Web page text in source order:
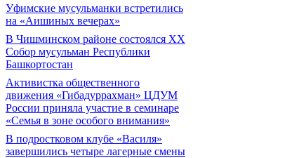
Уфимские мусульманки встретились
на «Аишиных вечерах»
В Чишминском районе состоялся XX
Собор мусульман Республики
Башкортостан
Активистка общественного
движения «Гибадуррахман» ЦДУМ
России приняла участие в семинаре
«Семья в зоне особого внимания»
В подростковом клубе «Василя»
завершились четыре лагерные смены